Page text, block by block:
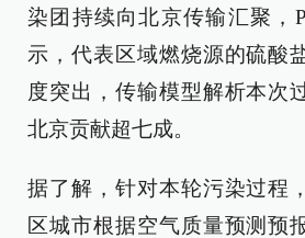
染团持续向北京传输汇聚，
示，代表区域燃烧源的硫酸
度突出，传输模型解析本次
北京贡献超七成。
据了解，针对本轮污染过程
区城市根据空气质量预测预